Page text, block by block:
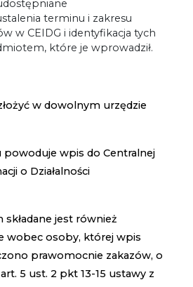
terminu i zakresu
w CEIDG i identyfikacja tych
które je wprowadził.
w dowolnym urzędzie
powoduje wpis do Centralnej
o Działalności
składane jest również
wobec osoby, której wpis
prawomocnie zakazów, o
5 ust. 2 pkt 13-15 ustawy z